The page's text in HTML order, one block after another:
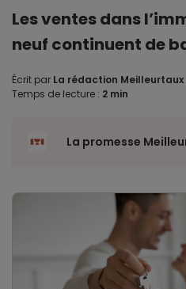
Les ventes dans
neuf continuent de
Écrit par La rédaction Meilleurtaux
Temps de lecture : 2 min
La promesse